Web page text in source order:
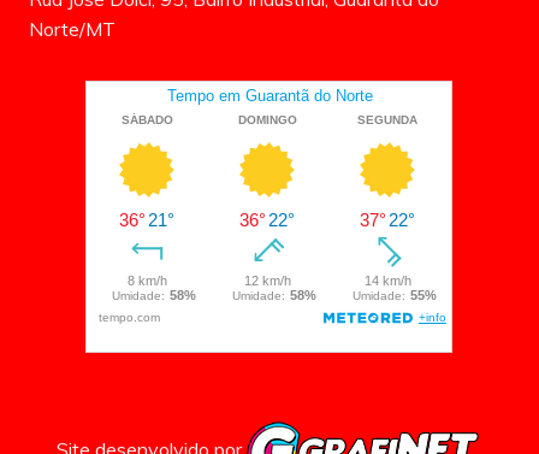
Norte/MT
Site desenvolvido por